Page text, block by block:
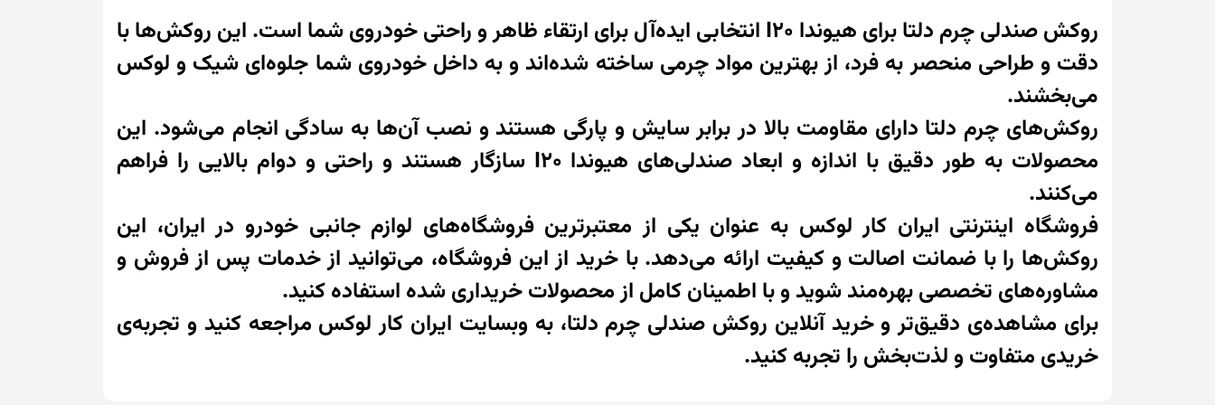
روکش صندلی چرم دلتا برای هیوندا I20 انتخابی ایده‌آل برای ارتقاء ظاهر و راحتی خودروی شما است. این روکش‌ها با
دقت و طراحی منحصر به فرد، از بهترین مواد چرمی ساخته شده‌اند و به داخل خودروی شما جلوه‌ای شیک و لوکس
می‌بخشند.
روکش‌های چرم دلتا دارای مقاومت بالا در برابر سایش و پارگی هستند و نصب آن‌ها به سادگی انجام می‌شود. این
محصولات به طور دقیق با اندازه و ابعاد صندلی‌های هیوندا I20 سازگار هستند و راحتی و دوام بالایی را فراهم
می‌کنند.
فروشگاه اینترنتی ایران کار لوکس به عنوان یکی از معتبرترین فروشگاه‌های لوازم جانبی خودرو در ایران، این
روکش‌ها را با ضمانت اصالت و کیفیت ارائه می‌دهد. با خرید از این فروشگاه، می‌توانید از خدمات پس از فروش و
مشاوره‌های تخصصی بهره‌مند شوید و با اطمینان کامل از محصولات خریداری شده استفاده کنید.
برای مشاهده‌ی دقیق‌تر و خرید آنلاین روکش صندلی چرم دلتا، به وبسایت ایران کار لوکس مراجعه کنید و تجربه‌ی
خریدی متفاوت و لذت‌بخش را تجربه کنید.